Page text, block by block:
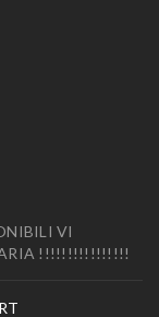
VI
!!!!!!!!!!!!!!!!